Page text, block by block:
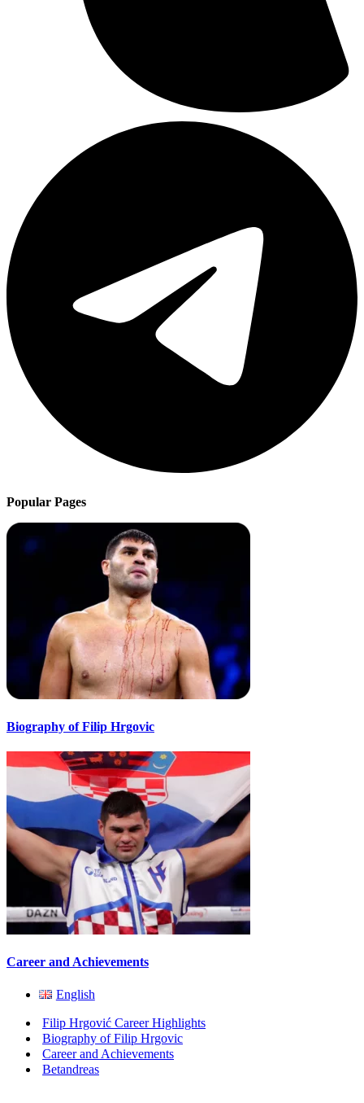
Popular Pages
Biography of Filip Hrgovic
Career and Achievements
English
Filip Hrgović Career Highlights
Biography of Filip Hrgovic
Career and Achievements
Betandreas